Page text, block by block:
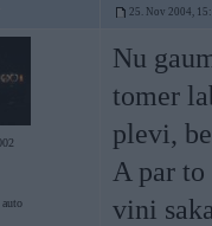
25. Nov 2004,
auto
Nu
tomer
plevi,
A par
vini